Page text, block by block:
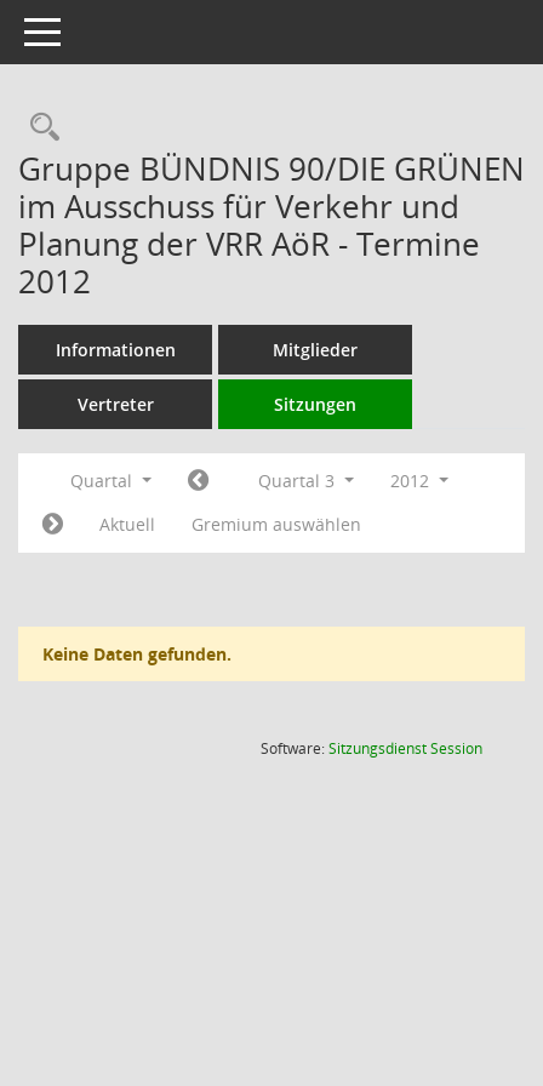
Toggle navigation
Rechercheauswahl
Gruppe BÜNDNIS 90/DIE GRÜNEN
im Ausschuss für Verkehr und
Planung der VRR AöR - Termine
2012
Informationen Mitglieder
Vertreter Sitzungen
Quartal Quartal 3
2012
Aktuell
Gremium auswählen
Keine Daten gefunden.
Software:SitzungsdienstSession(Wird in